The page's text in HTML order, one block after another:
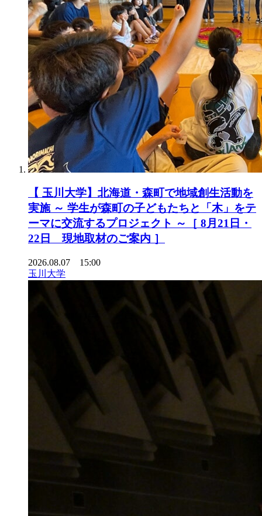
【 玉川大学】北海道・森町で地域創生活動を
実施 ～ 学生が森町の子どもたちと「木」をテ
ーマに交流するプロジェクト ～［ 8月21日・
22日 現地取材のご案内 ］
2026.08.07 15:00
玉川大学